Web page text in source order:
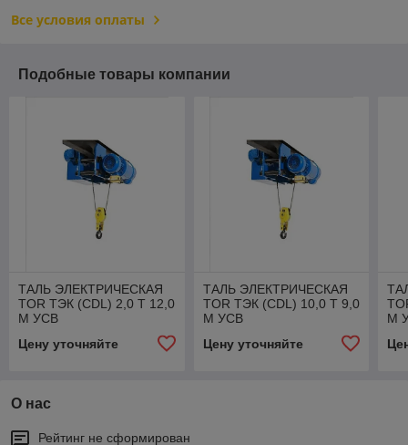
Все условия оплаты
Подобные товары компании
ТАЛЬ ЭЛЕКТРИЧЕСКАЯ
TOR ТЭК (CDL) 2,0 Т 12,0
М УСВ
Цену уточняйте
ТАЛЬ ЭЛЕКТРИЧЕСКАЯ
TOR ТЭК (CDL) 10,0 Т 9,0
М УСВ
Цену уточняйте
М
О нас
Рейтинг не сформирован